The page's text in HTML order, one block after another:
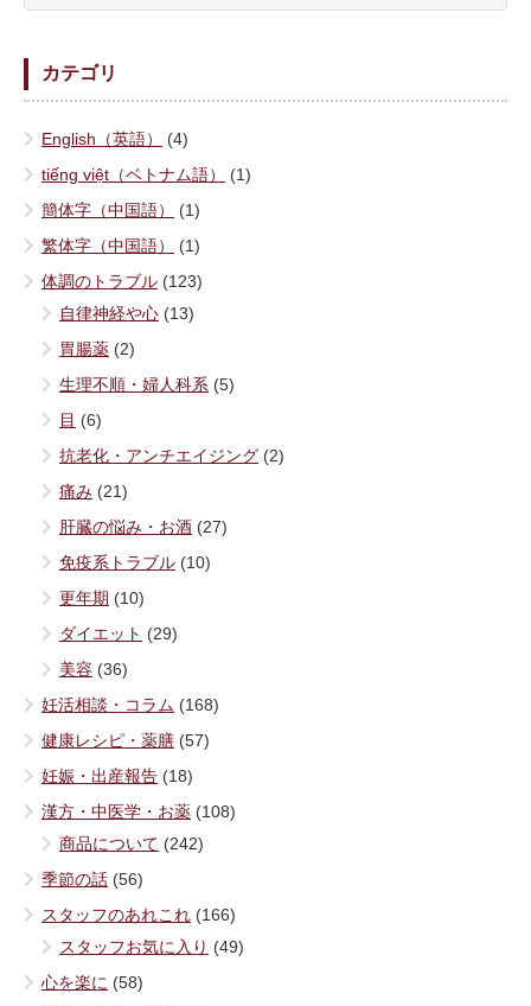
カテゴリ
English（英語）
(4)
tiếng việt（ベトナム語）
(1)
簡体字（中国語）
(1)
繁体字（中国語）
(1)
体調のトラブル (123)
自律神経や心 (13)
胃腸薬 (2)
生理不順・婦人科系 (5)
目 (6)
抗老化・アンチエイジング (2)
痛み (21)
肝臓の悩み・お酒 (27)
免疫系トラブル (10)
更年期 (10)
ダイエット (29)
美容 (36)
妊活相談・コラム (168)
健康レシピ・薬膳 (57)
妊娠・出産報告 (18)
漢方・中医学・お薬 (108)
商品について (242)
季節の話 (56)
スタッフのあれこれ (166)
スタッフお気に入り (49)
心を楽に (58)